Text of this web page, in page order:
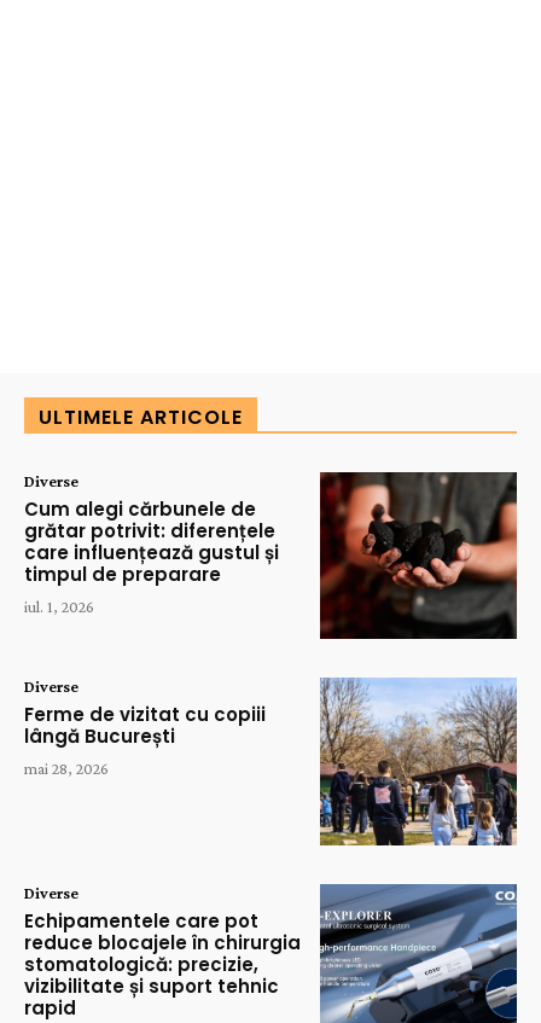
ULTIMELE ARTICOLE
Diverse
Cum alegi cărbunele de
grătar potrivit: diferențele
care influențează gustul și
timpul de preparare
iul. 1, 2026
Diverse
Ferme de vizitat cu copiii
lângă București
mai 28, 2026
Diverse
Echipamentele care pot
reduce blocajele în chirurgia
stomatologică: precizie,
vizibilitate și suport tehnic
rapid